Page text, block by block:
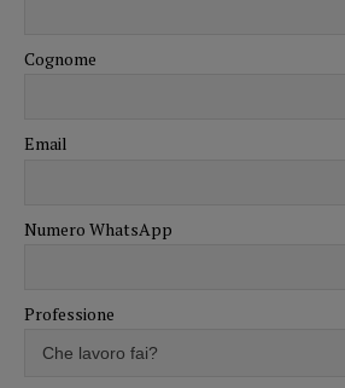
Cognome
Email
Numero WhatsApp
Professione